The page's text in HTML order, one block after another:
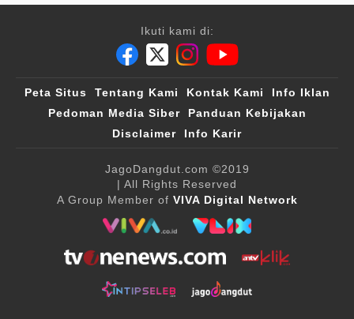
Ikuti kami di:
Peta Situs Tentang Kami Kontak Kami
Info Iklan
Pedoman Media Siber
Panduan Kebijakan
Disclaimer
Info Karir
JagoDangdut.com ©2019
| All Rights Reserved
A Group Member of VIVA Digital Network